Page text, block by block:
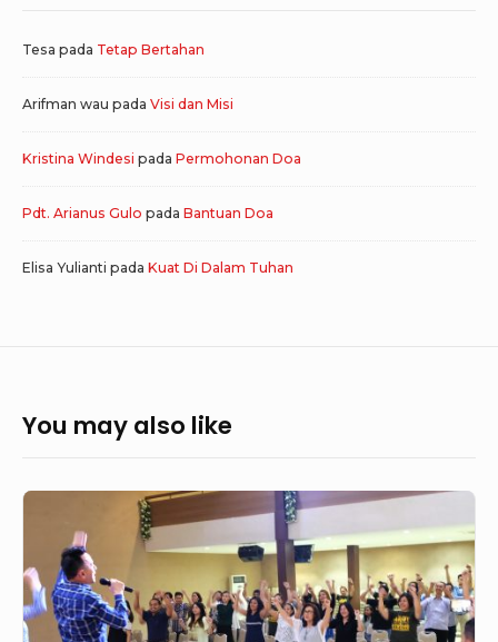
Tesa pada Tetap Bertahan
Arifman wau pada Visi dan Misi
Kristina Windesi pada Permohonan Doa
Pdt. Arianus Gulo pada Bantuan Doa
Elisa Yulianti pada Kuat Di Dalam Tuhan
You may also like
Seminar
Guard
Your
Family,
Batam,